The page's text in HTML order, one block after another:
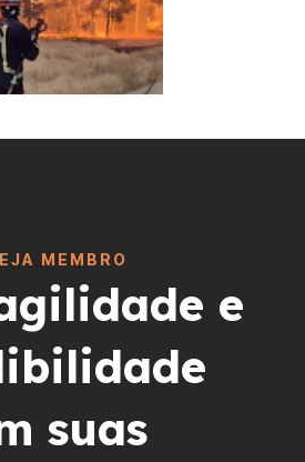
MEMBRO
e
suas